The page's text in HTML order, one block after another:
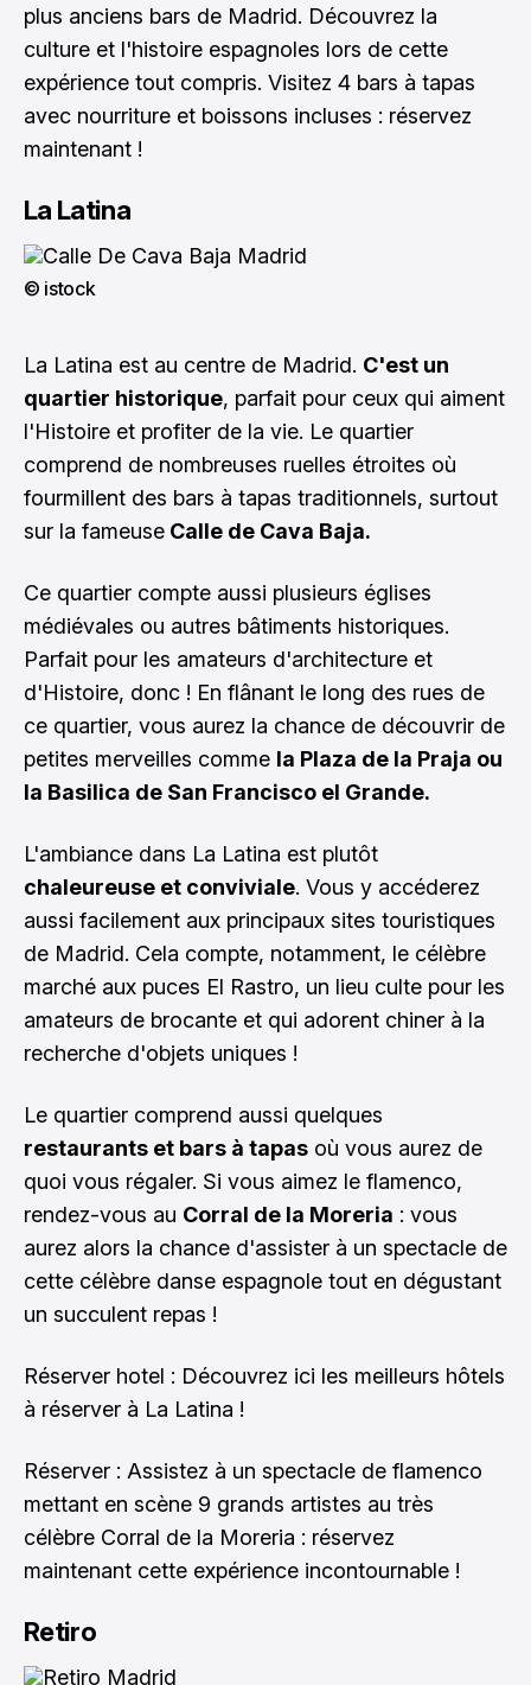
plus anciens bars de Madrid. Découvrez la
culture et l'histoire espagnoles lors de cette
expérience tout compris. Visitez 4 bars à tapas
avec nourriture et boissons incluses : réservez
maintenant !
La Latina
© istock
La Latina est au centre de Madrid. C'est un
quartier historique, parfait pour ceux qui aiment
l'Histoire et profiter de la vie. Le quartier
comprend de nombreuses ruelles étroites où
fourmillent des bars à tapas traditionnels, surtout
sur la fameuse Calle de Cava Baja.
Ce quartier compte aussi plusieurs églises
médiévales ou autres bâtiments historiques.
Parfait pour les amateurs d'architecture et
d'Histoire, donc ! En flânant le long des rues de
ce quartier, vous aurez la chance de découvrir de
petites merveilles comme la Plaza de la Praja ou
la Basilica de San Francisco el Grande.
L'ambiance dans La Latina est plutôt
chaleureuse et conviviale. Vous y accéderez
aussi facilement aux principaux sites touristiques
de Madrid. Cela compte, notamment, le célèbre
marché aux puces El Rastro, un lieu culte pour les
amateurs de brocante et qui adorent chiner à la
recherche d'objets uniques !
Le quartier comprend aussi quelques
restaurants et bars à tapas où vous aurez de
quoi vous régaler. Si vous aimez le flamenco,
rendez-vous au Corral de la Moreria : vous
aurez alors la chance d'assister à un spectacle de
cette célèbre danse espagnole tout en dégustant
un succulent repas !
Réserver hotel : Découvrez ici les meilleurs hôtels
à réserver à La Latina !
Réserver : Assistez à un spectacle de flamenco
mettant en scène 9 grands artistes au très
célèbre Corral de la Moreria : réservez
maintenant cette expérience incontournable !
Retiro